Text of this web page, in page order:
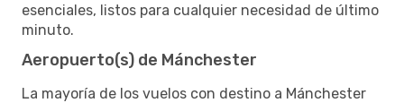
esenciales, listos para cualquier necesidad de último
minuto.
Aeropuerto(s) de Mánchester
La mayoría de los vuelos con destino a Mánchester